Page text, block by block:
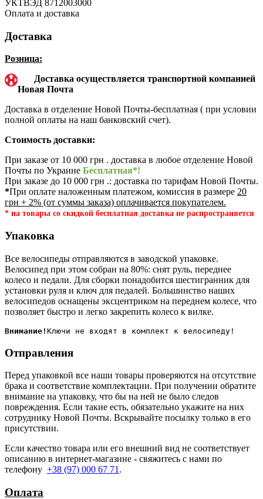
УКТВЭД 8712003000
Оплата и доставка
Доставка
Розница:
Доставка осуществляется транспортной компанией
Новая Почта
Доставка в отделение Новой Почты-бесплатная ( при условии
полной оплаты на наш банковский счет).
Стоимость доставки:
При заказе от 10 000 грн . доставка в любое отделение Новой
Почты по Украине Бесплатная*!
При заказе до 10 000 грн .: доставка по тарифам Новой Почты.
*При оплате наложенным платежом, комиссия в размере 20
грн + 2% (от суммы заказа) оплачивается покупателем.
* на товары со скидкой бесплатная доставка не распространяется
Упаковка
Все велосипеды отправляются в заводской упаковке.
Велосипед при этом собран на 80%: снят руль, переднее
колесо и педали. Для сборки понадобится шестигранник для
установки руля и ключ для педалей. Большинство наших
велосипедов оснащены эксцентриком на переднем колесе, что
позволяет быстро и легко закрепить колесо к вилке.
Внимание!
Отправления
Перед упаковкой все наши товары проверяются на отсутствие
брака и соответствие комплектации. При получении обратите
внимание на упаковку, что бы на ней не было следов
повреждения. Если такие есть, обязательно укажите на них
сотруднику Новой Почты. Вскрывайте посылку только в его
присутствии.
Если качество товара или его внешний вид не соответствует
описанию в интернет-магазине - свяжитесь с нами по
телефону +38 (97) 000 67 71 .
Оплата